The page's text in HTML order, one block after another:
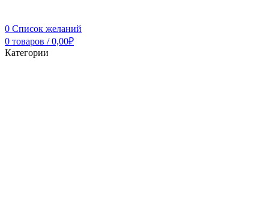
0 Список желаний
0 товаров / 0,00₽
Категории